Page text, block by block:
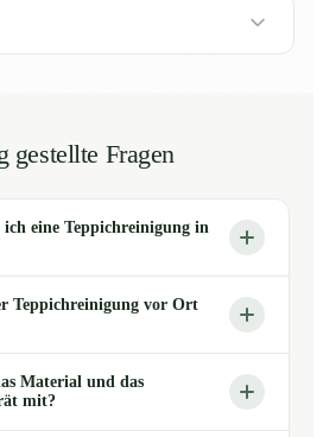
gestellte Fragen
eine Teppichreinigung in
Teppichreinigung vor Ort
Material und das
mit?